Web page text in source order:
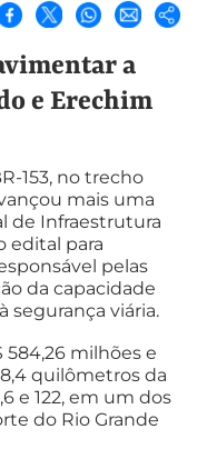
a
e Erechim
153, no trecho
mais uma
de Infraestrutura
edital para
pelas
da capacidade
segurança viária.
milhões e
quilômetros da
e 122, em um dos
do Rio Grande